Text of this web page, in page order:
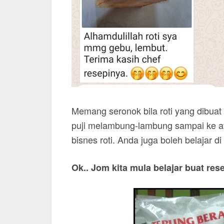
Memang seronok bila roti yang
puji melambung-lambung sampai ke
bisnes roti. Anda juga boleh belajar di
Ok.. Jom kita mula belajar buat